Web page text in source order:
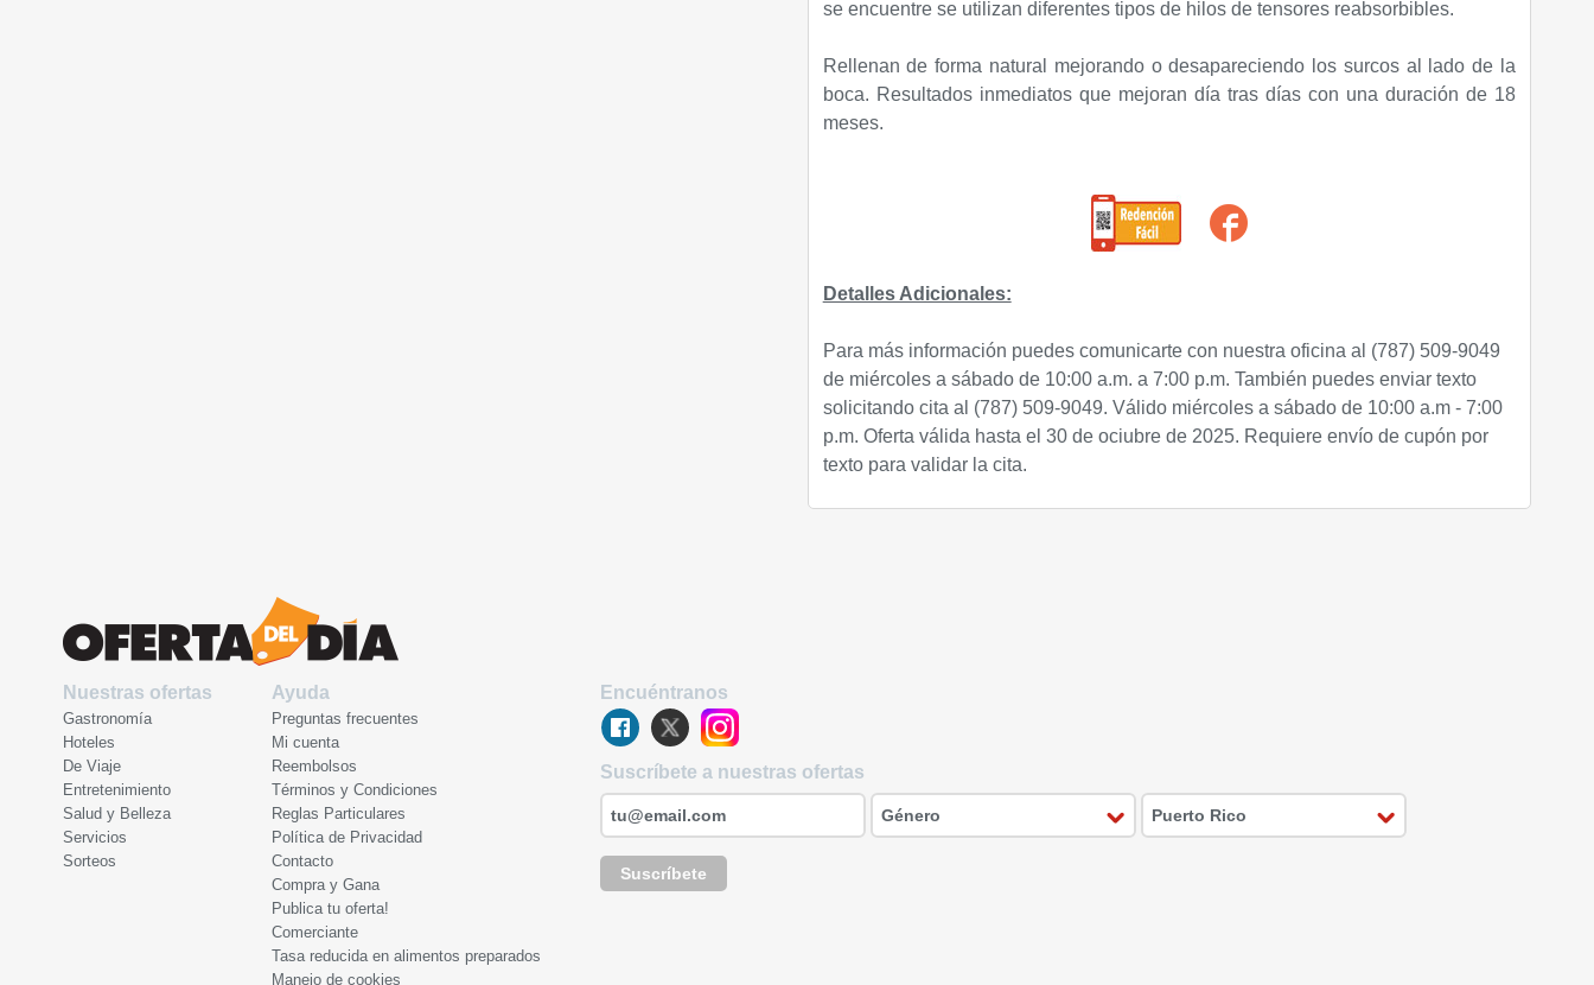
se encuentre se utilizan diferentes tipos de hilos de tensores reabsorbibles.
Rellenan de forma natural mejorando o desapareciendo los surcos al lado de la
boca. Resultados inmediatos que mejoran día tras días con una duración de 18
meses.
Detalles Adicionales:
Para más información puedes comunicarte con nuestra oficina al (787) 509-9049
de miércoles a sábado de 10:00 a.m. a 7:00 p.m. También puedes enviar texto
solicitando cita al (787) 509-9049. Válido miércoles a sábado de 10:00 a.m - 7:00
p.m. Oferta válida hasta el 30 de ociubre de 2025. Requiere envío de cupón por
texto para validar la cita.
Nuestras ofertas
Gastronomía
Hoteles
De Viaje
Entretenimiento
Salud y Belleza
Servicios
Sorteos
Ayuda
Preguntas frecuentes
Mi cuenta
Reembolsos
Términos y Condiciones
Reglas Particulares
Política de Privacidad
Contacto
Compra y Gana
Publica tu oferta!
Comerciante
Tasa reducida en alimentos preparados
Manejo de cookies
Encuéntranos
Suscríbete a nuestras ofertas
Suscríbete